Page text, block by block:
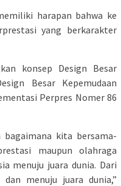
harapan bahwa ke
yang berkarakter
konsep Design Besar
Besar Kepemudaan
Perpres Nomer 86
bagaimana kita bersama-
maupun olahraga
menuju juara dunia. Dari
menuju juara dunia,”